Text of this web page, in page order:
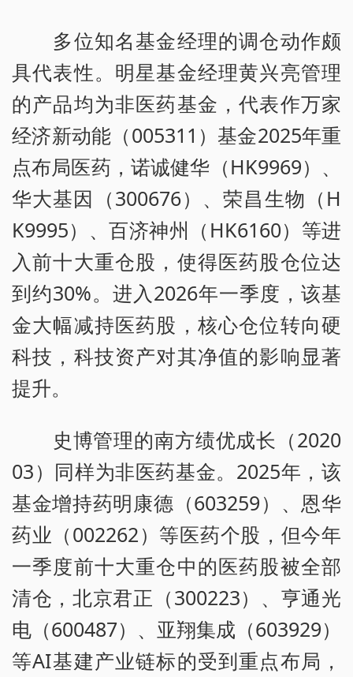
多位知名基金经理的调仓动作颇
具代表性。明星基金经理黄兴亮管理
的产品均为非医药基金，代表作万家
经济新动能（005311）基金2025年重
点布局医药，诺诚健华（HK9969）、
华大基因（300676）、荣昌生物（H
K9995）、百济神州（HK6160）等进
入前十大重仓股，使得医药股仓位达
到约30%。进入2026年一季度，该基
金大幅减持医药股，核心仓位转向硬
科技，科技资产对其净值的影响显著
提升。
史博管理的南方绩优成长（2020
03）同样为非医药基金。2025年，该
基金增持药明康德（603259）、恩华
药业（002262）等医药个股，但今年
一季度前十大重仓中的医药股被全部
清仓，北京君正（300223）、亨通光
电（600487）、亚翔集成（603929）
等AI基建产业链标的受到重点布局，